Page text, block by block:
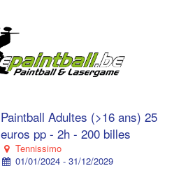
Paintball Adultes (>16 ans) 25
euros pp - 2h - 200 billes
Tennissimo
01/01/2024 - 31/12/2029